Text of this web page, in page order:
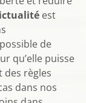
est
de
qu’elle puisse
règles
dans nos